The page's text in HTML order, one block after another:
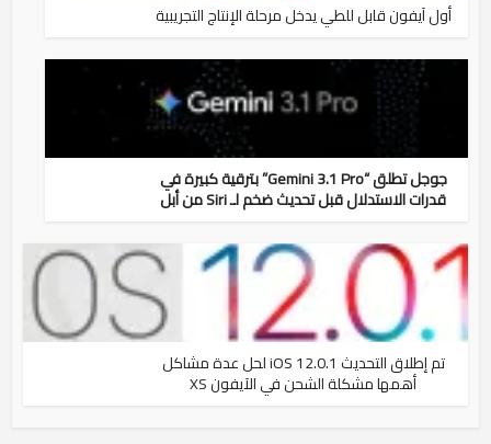
أول آيفون قابل للطي يدخل مرحلة الإنتاج التجريبية
جوجل تطلق “Gemini 3.1 Pro” بترقية كبيرة في
قدرات الاستدلال قبل تحديث ضخم لـ Siri من أبل
تم إطلاق التحديث iOS 12.0.1 لحل عدة مشاكل
أهمها مشكلة الشحن في الآيفون XS